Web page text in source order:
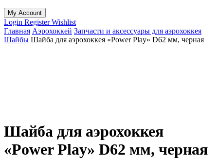
My Account
Login RegisterWishlist
Главная Аэрохоккей Запчасти и аксессуары для аэрохоккея
Шайбы Шайба для аэрохоккея «Power Play» D62 мм, черная
Шайба для аэрохоккея
«Power Play» D62 мм, черная